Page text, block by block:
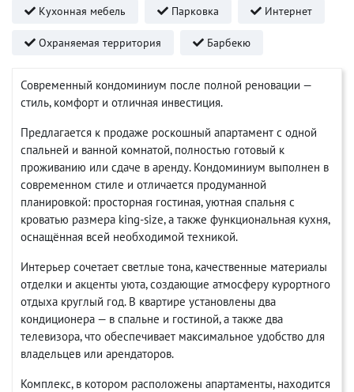
Кухонная мебель Парковка Интернет
Охраняемая территория Барбекю
Современный кондоминиум после полной реновации —
стиль, комфорт и отличная инвестиция.
Предлагается к продаже роскошный апартамент с одной
спальней и ванной комнатой, полностью готовый к
проживанию или сдаче в аренду. Кондоминиум выполнен в
современном стиле и отличается продуманной
планировкой: просторная гостиная, уютная спальня с
кроватью размера king-size, а также функциональная кухня,
оснащённая всей необходимой техникой.
Интерьер сочетает светлые тона, качественные материалы
отделки и акценты уюта, создающие атмосферу курортного
отдыха круглый год. В квартире установлены два
кондиционера — в спальне и гостиной, а также два
телевизора, что обеспечивает максимальное удобство для
владельцев или арендаторов.
Комплекс, в котором расположены апартаменты, находится